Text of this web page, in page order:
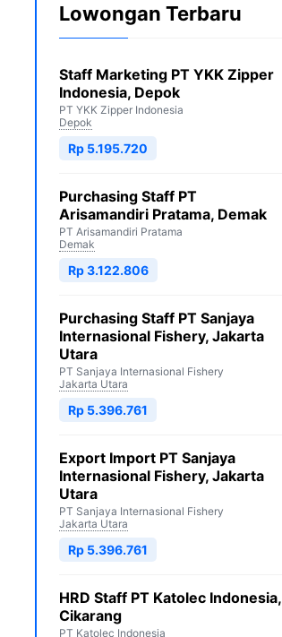
Lowongan Terbaru
Staff Marketing PT YKK Zipper
Indonesia, Depok
PT YKK Zipper Indonesia
Depok
Rp 5.195.720
Purchasing Staff PT
Arisamandiri Pratama, Demak
PT Arisamandiri Pratama
Demak
Rp 3.122.806
Purchasing Staff PT Sanjaya
Internasional Fishery, Jakarta
Utara
PT Sanjaya Internasional Fishery
Jakarta Utara
Rp 5.396.761
Export Import PT Sanjaya
Internasional Fishery, Jakarta
Utara
PT Sanjaya Internasional Fishery
Jakarta Utara
Rp 5.396.761
HRD Staff PT Katolec Indonesia,
Cikarang
PT Katolec Indonesia